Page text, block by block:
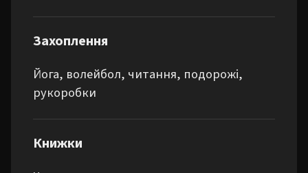
Захоплення
Йога, волейбол, читання, подорожі,
рукоробки
Книжки